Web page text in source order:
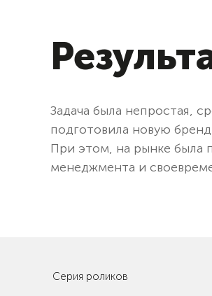
Задача была непростая,
подготовила новую
При этом, на рынке была
менеджмента и
Серия роликов